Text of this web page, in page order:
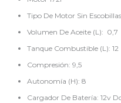
Tipo De Motor Sin
Volumen De Aceite (L): 0,7
Tanque Combustible (L): 12
Compresión: 9,5
Autonomía (H): 8
Cargador De Batería: 12v